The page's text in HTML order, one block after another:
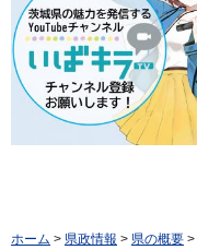
ホーム > 県政情報 > 県の概要 >